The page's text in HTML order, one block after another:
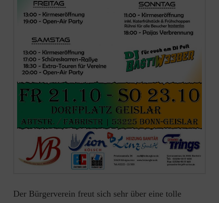
Der Bürgerverein freut sich sehr über eine tolle